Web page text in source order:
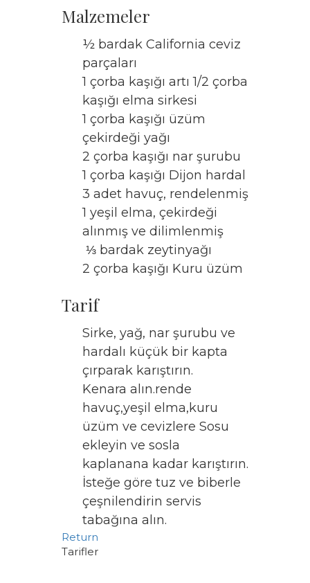
Malzemeler
½ bardak California ceviz
parçaları
1 çorba kaşığı artı 1/2 çorba
kaşığı elma sirkesi
1 çorba kaşığı üzüm
çekirdeği yağı
2 çorba kaşığı nar şurubu
1 çorba kaşığı Dijon hardal
3 adet havuç, rendelenmiş
1 yeşil elma, çekirdeği
alınmış ve dilimlenmiş
⅓ bardak zeytinyağı
2 çorba kaşığı Kuru üzüm
Tarif
Sirke, yağ, nar şurubu ve
hardalı küçük bir kapta
çırparak karıştırın.
Kenara alın.rende
havuç,yeşil elma,kuru
üzüm ve cevizlere Sosu
ekleyin ve sosla
kaplanana kadar karıştırın.
İsteğe göre tuz ve biberle
çeşnilendirin servis
tabağına alın.
Return
Tarifler